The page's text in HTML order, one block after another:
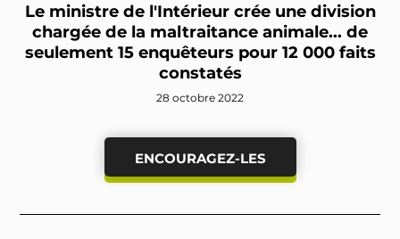
Le ministre de l'Intérieur crée une division
chargée de la maltraitance animale... de
seulement 15 enquêteurs pour 12 000 faits
constatés
28 octobre 2022
ENCOURAGEZ-LES